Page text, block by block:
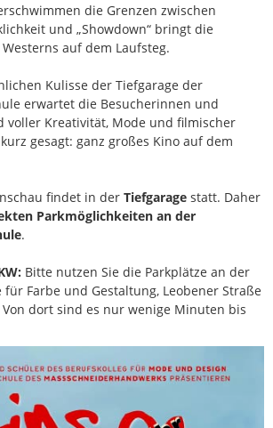
die Grenzen zwischen
und „Showdown“ bringt die
auf dem Laufsteg.
Kulisse der Tiefgarage der
erwartet die Besucherinnen und
voller Kreativität, Mode und filmischer
gesagt: ganz großes Kino auf dem
findet in der Tiefgarage statt. Daher
Parkmöglichkeiten an der
.
Bitte nutzen Sie die Parkplätze an der
für Farbe und Gestaltung, Leobener Straße
Von dort sind es nur wenige Minuten bis